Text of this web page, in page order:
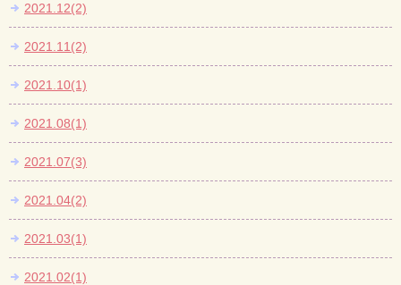
2021.12(2)
2021.11(2)
2021.10(1)
2021.08(1)
2021.07(3)
2021.04(2)
2021.03(1)
2021.02(1)